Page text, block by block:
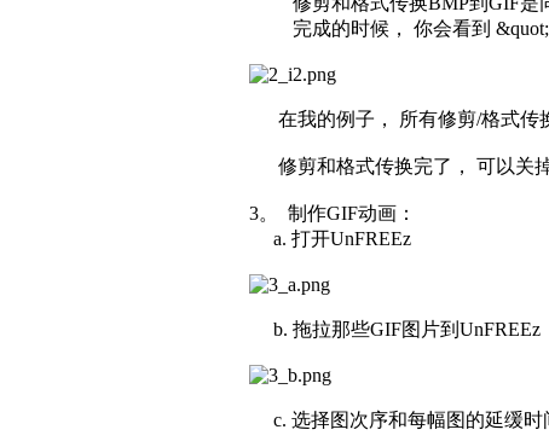
完成的时候， 你会看到
在我的例子， 所有修剪/格式传
修剪和格式传换完了， 可以关掉
3。 制作GIF动画：
a. 打开UnFREEz
b. 拖拉那些GIF图片到UnFREEz
c. 选择图次序和每幅图的延缓时